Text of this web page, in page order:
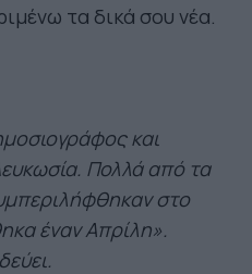
τα δικά σου νέα.
και
Πολλά από τα
στο
έναν Απρίλη».